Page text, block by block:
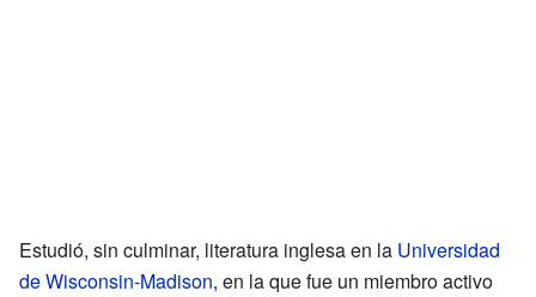
Estudió, sin culminar, literatura inglesa en la Universidad
de Wisconsin-Madison, en la que fue un miembro activo